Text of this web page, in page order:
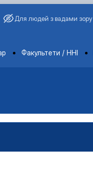
Для людей з вадами зору
Факультети / ННІ